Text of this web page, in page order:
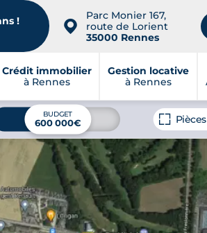
!
📍
Parc Monier 167,
route de Lorient
35000 Rennes
Crédit immobilier
à Rennes
Gestion locative
à Rennes
BUDGET
600 000€ Pièces